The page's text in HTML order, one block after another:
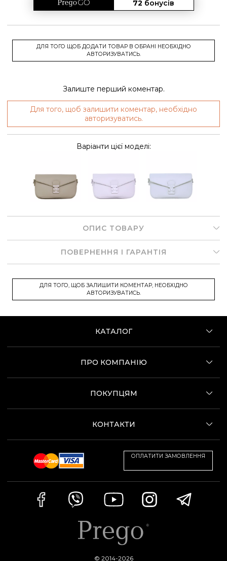
72 бонусів
ДЛЯ ТОГО ЩОБ ДОДАТИ ТОВАР В ОБРАНІ НЕОБХІДНО
АВТОРИЗУВАТИСЬ.
Залиште перший коментар.
Для того, щоб залишити коментар, необхідно
авторизуватись.
Варіанти цієї моделі:
ОПИС ТОВАРУ
ПОВЕРНЕННЯ І ГАРАНТІЯ
ДЛЯ ТОГО, ЩОБ ЗАЛИШИТИ КОМЕНТАР, НЕОБХІДНО
АВТОРИЗУВАТИСЬ.
КАТАЛОГ
ПРО КОМПАНІЮ
ПОКУПЦЯМ
КОНТАКТИ
ОПЛАТИТИ ЗАМОВЛЕННЯ
© 2014-2026